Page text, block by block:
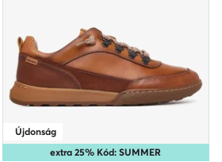
extra 25% Kód: SUMMER
Újdonság